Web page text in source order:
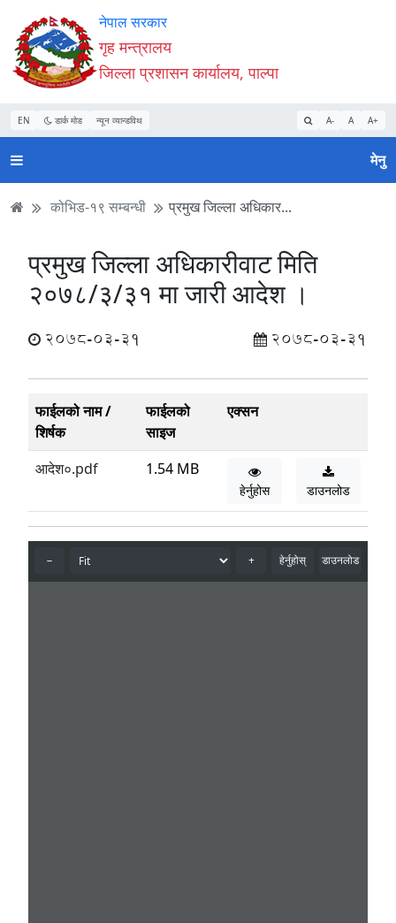
Accessibility
Mode
सुरु
गर्नुहोस्
सामाग्री
पढ्नुहाेस्
नेभिगेसन
पढ्नुहाेस्
वेबसाइट
खोजमा
जानुहोस्
नेपाल सरकार
गृह मन्त्रालय
जिल्ला प्रशासन कार्यालय, पाल्पा
EN डार्क मोड न्यून व्यान्डविथ A- A A+
मेनु
कोभिड-१९ सम्बन्धी प्रमुख जिल्ला अधिकार...
प्रमुख जिल्ला अधिकारीवाट मिति
२०७८/३/३१ मा जारी आदेश ।
2078-03-31 2078-03-31
फाईलको नाम /
शिर्षक
फाईलको
साइज
एक्सन
आदेश०.pdf 1.54 MB
हेर्नुहोस डाउनलोड